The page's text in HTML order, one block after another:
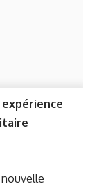
expérience